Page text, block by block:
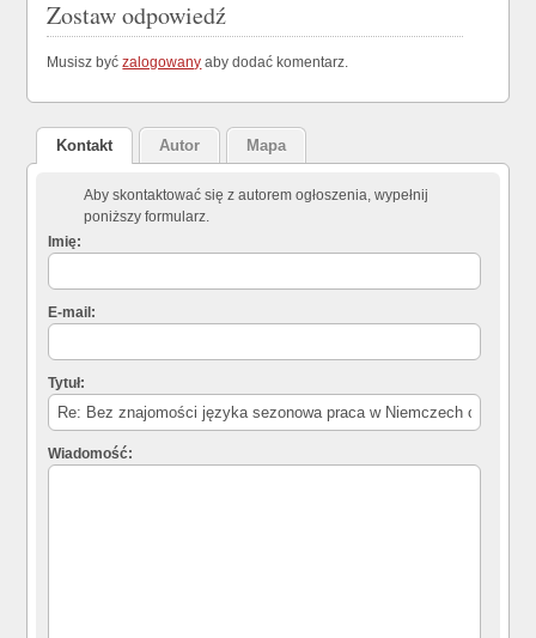
Zostaw odpowiedź
Musisz byćzalogowany aby dodać komentarz.
Kontakt Autor Mapa
Aby skontaktować się z autorem ogłoszenia, wypełnij
poniższy formularz.
Imię:
E-mail:
Tytuł:
Wiadomość: